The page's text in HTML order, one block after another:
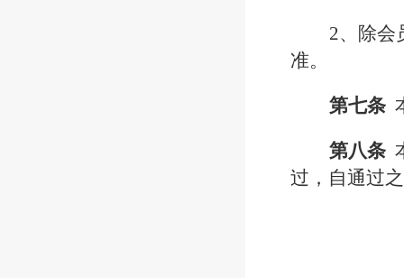
2、除会
准。
第七条
第八条
过，自通过